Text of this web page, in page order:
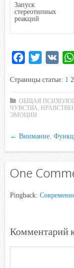
Запуск
стереотипных
реакций
c
b
o
i
t
r
Страницы статьи: 1 2
ОБЩАЯ
ЧУВСТВА
ЭМОЦИИ
← Внимание.
One
Pingback:
Комментарий